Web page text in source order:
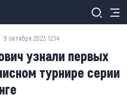
9 октября 2023 12:14
узнали первых
турнире серии